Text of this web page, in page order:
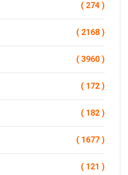
( 274 )
( 2168 )
( 3960 )
( 172 )
( 182 )
( 1677 )
( 121 )